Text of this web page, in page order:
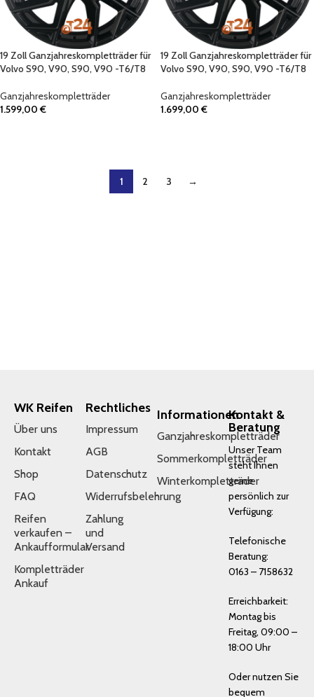
19 Zoll Ganzjahreskompletträder für
Volvo S90, V90, S90, V90 -T6/T8
Ganzjahreskompletträder
1.599,00€
19 Zoll Ganzjahreskompletträder für
Volvo S90, V90, S90, V90 -T6/T8
Ganzjahreskompletträder
1.699,00€
1 2 3 →
WK Reifen
Über uns
Kontakt
Shop
FAQ
Reifen
verkaufen –
Ankaufformular
Kompletträder
Ankauf
Rechtliches
Impressum
AGB
Datenschutz
Widerrufsbelehrung
Zahlung
und
Versand
Informationen
Ganzjahreskompletträder
Sommerkompletträder
Winterkompletträder
Kontakt &
Beratung
Unser Team
steht Ihnen
gerne
persönlich zur
Verfügung:
Telefonische
Beratung:
0163 – 7158632
Erreichbarkeit:
Montag bis
Freitag, 09:00 –
18:00 Uhr
Oder nutzen Sie
bequem